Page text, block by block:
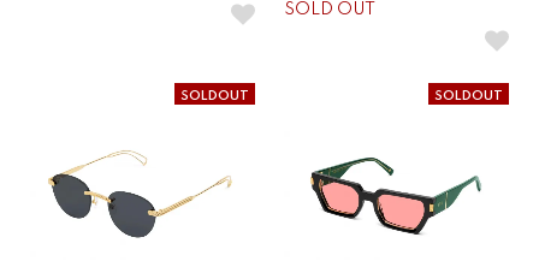
SOLD OUT
SOLDOUT SOLDOUT